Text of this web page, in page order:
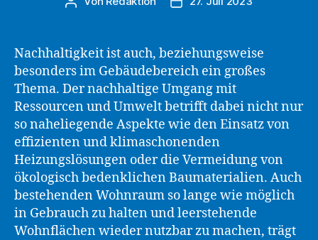
Nachhaltigkeit ist auch, beziehungsweise
besonders im Gebäudebereich ein großes
Thema. Der nachhaltige Umgang mit
Ressourcen und Umwelt betrifft dabei nicht nur
so naheliegende Aspekte wie den Einsatz von
effizienten und klimaschonenden
Heizungslösungen oder die Vermeidung von
ökologisch bedenklichen Baumaterialien. Auch
bestehenden Wohnraum so lange wie möglich
in Gebrauch zu halten und leerstehende
Wohnflächen wieder nutzbar zu machen, trägt